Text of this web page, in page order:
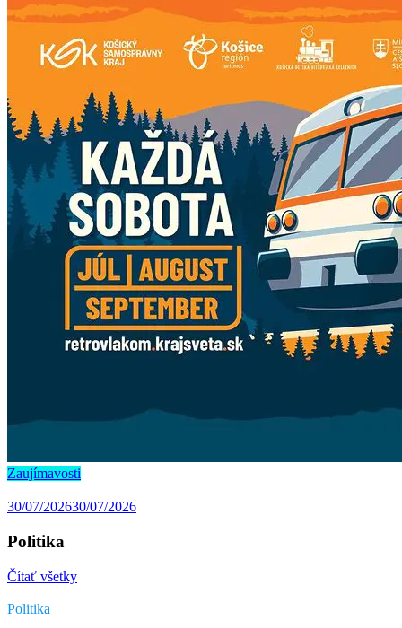
Zaujímavosti
30/07/202630/07/2026
Politika
Čítať všetky
Politika